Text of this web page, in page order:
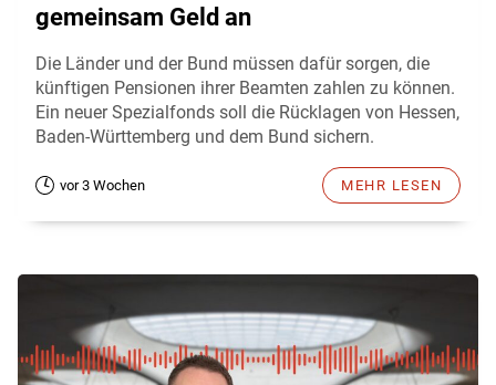
gemeinsam Geld an
Die Länder und der Bund müssen dafür sorgen, die
künftigen Pensionen ihrer Beamten zahlen zu können.
Ein neuer Spezialfonds soll die Rücklagen von Hessen,
Baden-Württemberg und dem Bund sichern.
vor 3 Wochen MEHR LESEN